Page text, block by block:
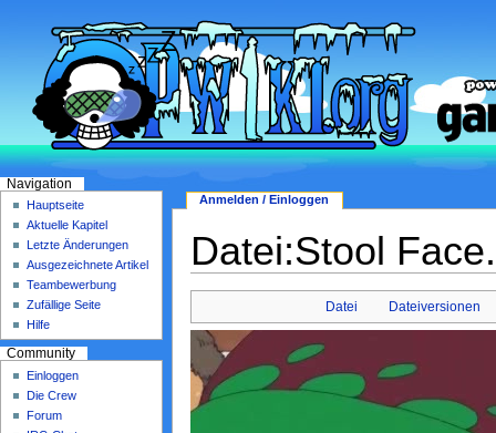
Datei:Stool
Datei Dateiversionen
Anmelden / Einloggen
Navigation
Hauptseite
Aktuelle Kapitel
Letzte Änderungen
Ausgezeichnete Artikel
Teambewerbung
Zufällige Seite
Hilfe
Community
Einloggen
Die Crew
Forum